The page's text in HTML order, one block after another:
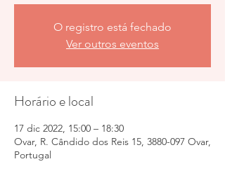
O registro está fechado
Ver outros eventos
Horário e local
17 dic 2022, 15:00 – 18:30
Ovar, R. Cândido dos Reis 15, 3880-097 Ovar,
Portugal